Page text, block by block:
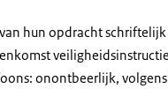
hun opdracht
onontbeerlijk,